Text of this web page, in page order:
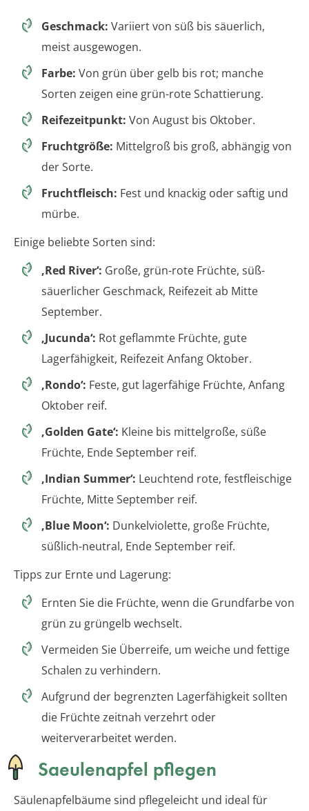
Geschmack: Variiert von süß bis säuerlich,
meist ausgewogen.
Farbe: Von grün über gelb bis rot; manche
Sorten zeigen eine grün-rote Schattierung.
Reifezeitpunkt: Von August bis Oktober.
Fruchtgröße: Mittelgroß bis groß, abhängig von
der Sorte.
Fruchtfleisch: Fest und knackig oder saftig und
mürbe.
Einige beliebte Sorten sind:
‚Red River‘: Große, grün-rote Früchte, süß-
säuerlicher Geschmack, Reifezeit ab Mitte
September.
‚Jucunda‘: Rot geflammte Früchte, gute
Lagerfähigkeit, Reifezeit Anfang Oktober.
‚Rondo‘: Feste, gut lagerfähige Früchte, Anfang
Oktober reif.
‚Golden Gate‘: Kleine bis mittelgroße, süße
Früchte, Ende September reif.
‚Indian Summer‘: Leuchtend rote, festfleischige
Früchte, Mitte September reif.
‚Blue Moon‘: Dunkelviolette, große Früchte,
süßlich-neutral, Ende September reif.
Tipps zur Ernte und Lagerung:
Ernten Sie die Früchte, wenn die Grundfarbe von
grün zu grüngelb wechselt.
Vermeiden Sie Überreife, um weiche und fettige
Schalen zu verhindern.
Aufgrund der begrenzten Lagerfähigkeit sollten
die Früchte zeitnah verzehrt oder
weiterverarbeitet werden.
Saeulenapfel pflegen
Säulenapfelbäume sind pflegeleicht und ideal für